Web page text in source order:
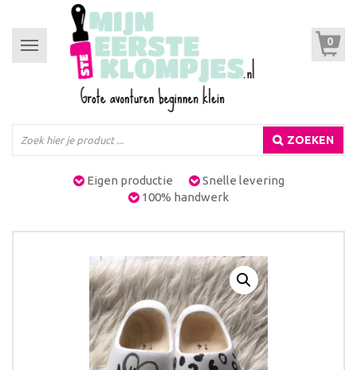
Toggle
navigation
0
ZOEKEN
Eigen productie
Snelle levering
100% handwerk